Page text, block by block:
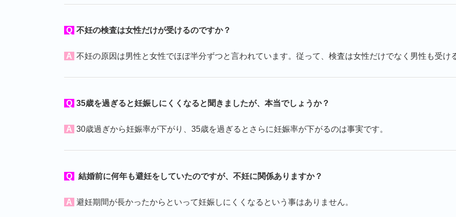
Q 不妊の検査は女性だけが受けるのですか？
A 不妊の原因は男性と女性でほぼ半分ずつと言われています。従って、検査は女性だけでなく男性も受け
Q 35歳を過ぎると妊娠しにくくなると聞きましたが、本当でしょうか？
A 30歳過ぎから妊娠率が下がり、35歳を過ぎるとさらに妊娠率が下がるのは事実です。
Q 結婚前に何年も避妊をしていたのですが、不妊に関係ありますか？
A 避妊期間が長かったからといって妊娠しにくくなるという事はありません。